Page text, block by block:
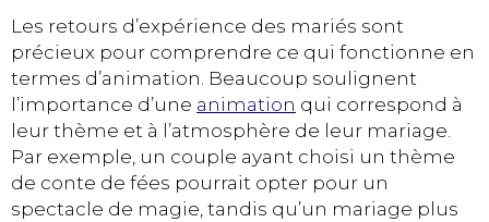
Les retours d’expérience des mariés sont
précieux pour comprendre ce qui fonctionne en
termes d’animation. Beaucoup soulignent
l’importance d’une animation qui correspond à
leur thème et à l’atmosphère de leur mariage.
Par exemple, un couple ayant choisi un thème
de conte de fées pourrait opter pour un
spectacle de magie, tandis qu’un mariage plus